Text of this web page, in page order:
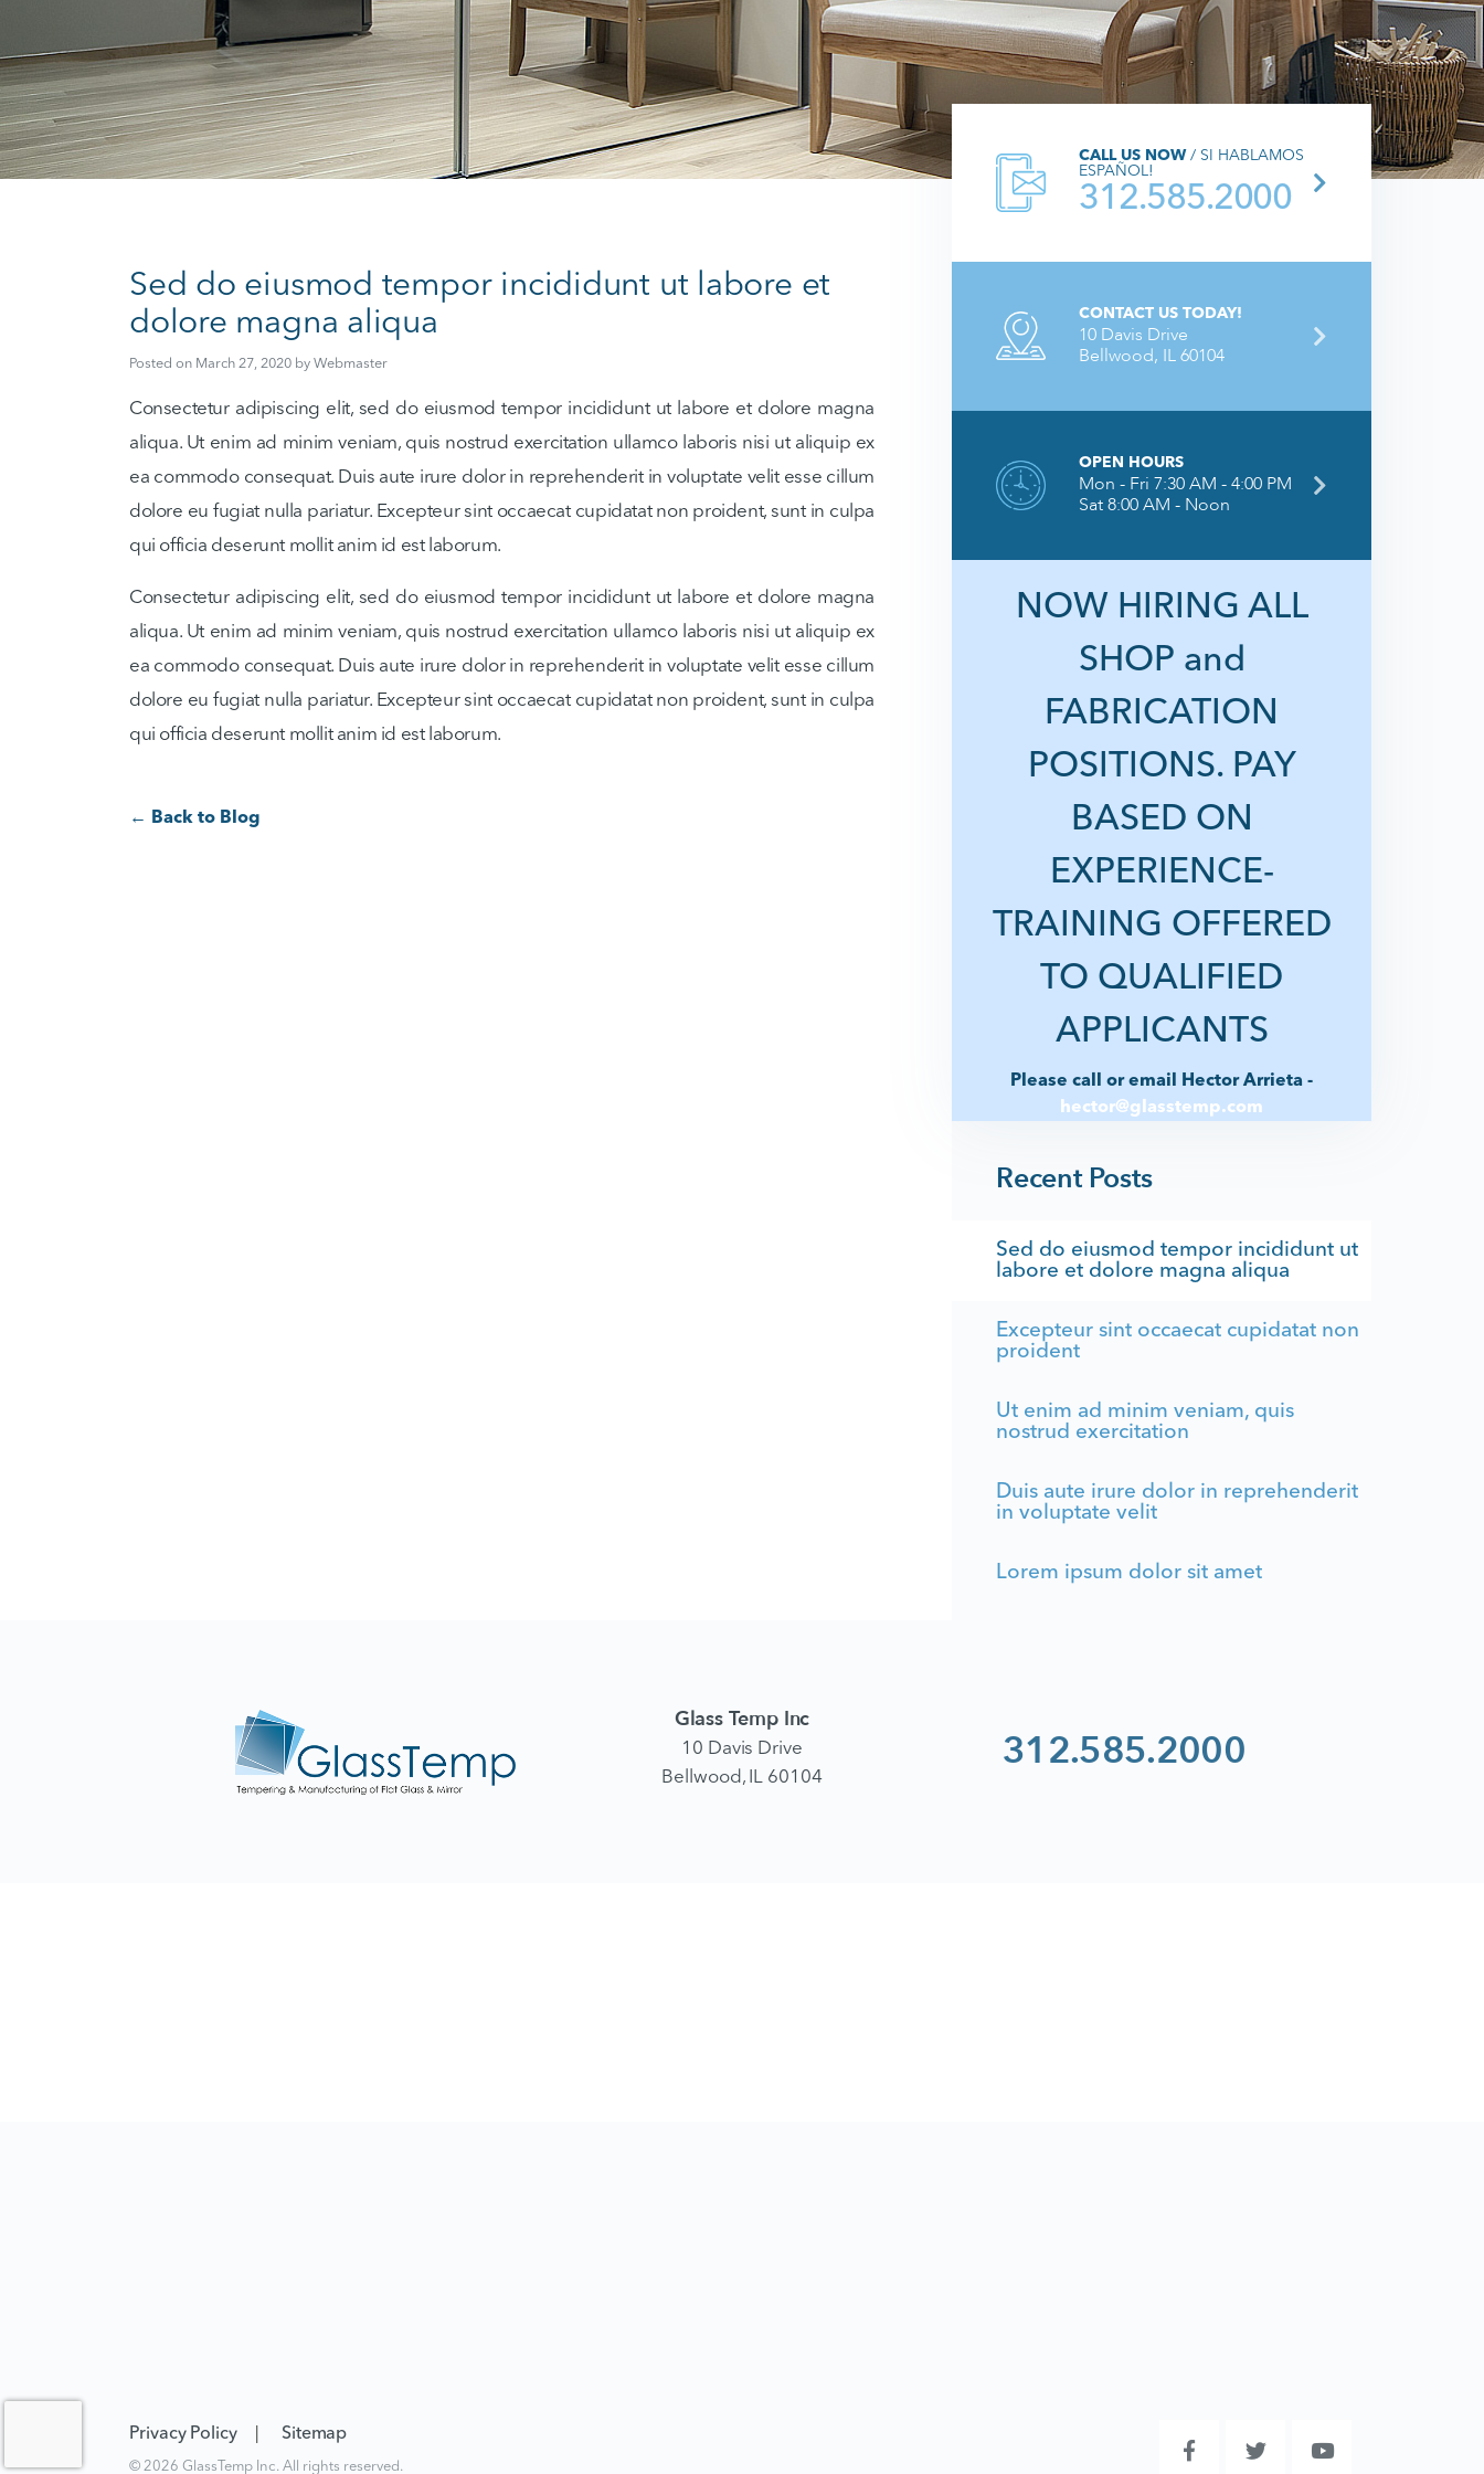
Sed do eiusmod tempor incididunt ut labore et
dolore magna aliqua
Posted on March 27, 2020 by Webmaster
Consectetur adipiscing elit, sed do eiusmod tempor incididunt ut labore et dolore magna
aliqua. Ut enim ad minim veniam, quis nostrud exercitation ullamco laboris nisi ut aliquip ex
ea commodo consequat. Duis aute irure dolor in reprehenderit in voluptate velit esse cillum
dolore eu fugiat nulla pariatur. Excepteur sint occaecat cupidatat non proident, sunt in culpa
qui officia deserunt mollit anim id est laborum.
Consectetur adipiscing elit, sed do eiusmod tempor incididunt ut labore et dolore magna
aliqua. Ut enim ad minim veniam, quis nostrud exercitation ullamco laboris nisi ut aliquip ex
ea commodo consequat. Duis aute irure dolor in reprehenderit in voluptate velit esse cillum
dolore eu fugiat nulla pariatur. Excepteur sint occaecat cupidatat non proident, sunt in culpa
qui officia deserunt mollit anim id est laborum.
← Back to Blog
CALL US NOW / SI HABLAMOS
ESPAÑOL!
312.585.2000
CONTACT US TODAY!
10 Davis Drive
Bellwood, IL 60104
OPEN HOURS
Mon - Fri 7:30 AM - 4:00 PM
Sat 8:00 AM - Noon
NOW HIRING ALL
SHOP and
FABRICATION
POSITIONS. PAY
BASED ON
EXPERIENCE-
TRAINING OFFERED
TO QUALIFIED
APPLICANTS
Please call or email Hector Arrieta -
hector@glasstemp.com
Recent Posts
Sed do eiusmod tempor incididunt ut
labore et dolore magna aliqua
Excepteur sint occaecat cupidatat non
proident
Ut enim ad minim veniam, quis
nostrud exercitation
Duis aute irure dolor in reprehenderit
in voluptate velit
Lorem ipsum dolor sit amet
Glass Temp Inc
10 Davis Drive
Bellwood, IL 60104
312.585.2000
Privacy Policy Sitemap
© 2026 GlassTemp Inc. All rights reserved.